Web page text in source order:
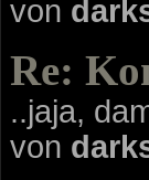
von
Re:
..jaja,
von